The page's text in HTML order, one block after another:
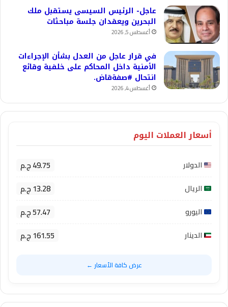
عاجل- الرئيس السيسى يستقبل ملك
البحرين ويعقدان جلسة مباحثات
أغسطس 5, 2026
في قرار عاجل من العدل بشأن الإجراءات
الأمنية داخل المحاكم على خلفية وقائع
انتحال #صفةقاض.
أغسطس 4, 2026
أسعار العملات اليوم
الدولار 49.75 ج.م
الريال 13.28 ج.م
اليورو 57.47 ج.م
الدينار 161.55 ج.م
عرض كافة الأسعار ←